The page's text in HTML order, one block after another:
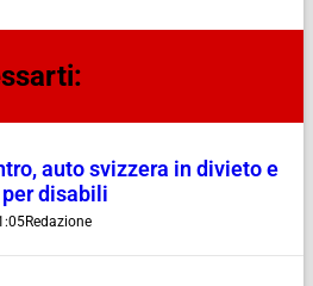
auto svizzera in divieto e
disabili
Redazione